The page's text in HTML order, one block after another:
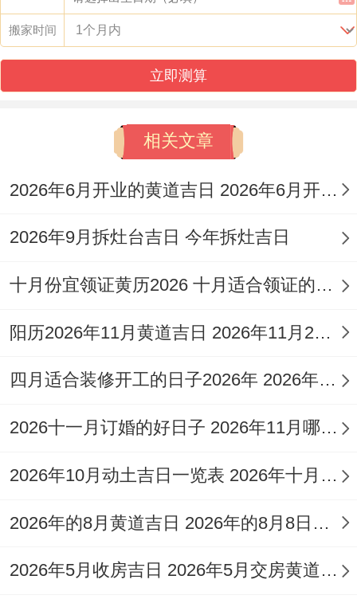
适合人群:特别是适合商务人士出差、洽谈合
作、开拓市场！
分析:此日值神为勾陈（黑道日）~但事项上
明确宜“出行”。冲兔煞东,生肖属兔者应避免
在此日远行。
日期：8月12日（星期三 -农历六月三十）
宜:嫁娶、祭祀、祈福、求嗣、开光、出行、
友、除服、成服
忌:盖屋、入殓、安葬、伐木、入宅、移徙、
置产、纳畜
15:00）
适合人群:适合家庭集体出游、探亲访友，或
是处理跟远方亲友相关事务的行程。
忌中含有“出行”。冲鼠煞北 -属鼠之人不宜选
搬家时间
立即测算
相关文章
2026年6月开业的黄道吉日 2026年6月开业黄道吉日查询
2026年9月拆灶台吉日 今年拆灶吉日
十月份宜领证黄历2026 十月适合领证的好日子2026年
阳历2026年11月黄道吉日 2026年11月26日阳历黄道吉日
四月适合装修开工的日子2026年 2026年四月份适合装修开工的黄道吉日
2026十一月订婚的好日子 2026年11月哪天订婚好
2026年10月动土吉日一览表 2026年十月六日能动土吗
2026年的8月黄道吉日 2026年的8月8日是星期几
2026年5月收房吉日 2026年5月交房黄道吉日